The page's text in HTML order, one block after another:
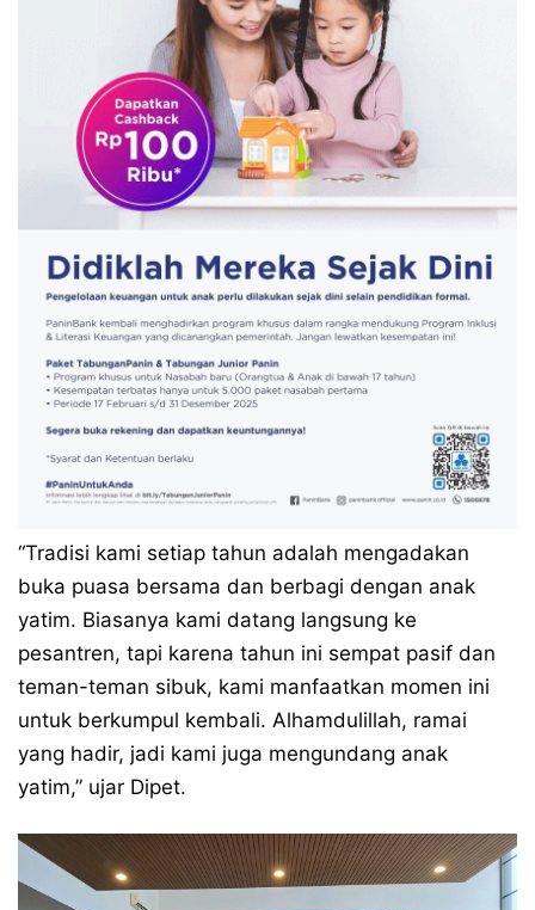
“Tradisi kami setiap tahun adalah mengadakan
buka puasa bersama dan berbagi dengan anak
yatim. Biasanya kami datang langsung ke
pesantren, tapi karena tahun ini sempat pasif dan
teman-teman sibuk, kami manfaatkan momen ini
untuk berkumpul kembali. Alhamdulillah, ramai
yang hadir, jadi kami juga mengundang anak
yatim,” ujar Dipet.